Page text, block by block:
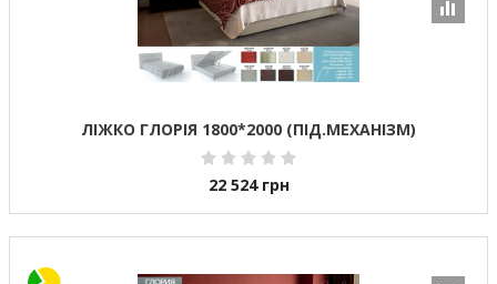
ЛІЖКО ГЛОРІЯ 1800*2000 (ПІД.МЕХАНІЗМ)
22 524 грн